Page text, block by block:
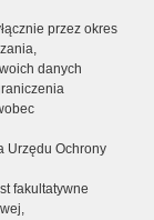
przez okres
danych
Urzędu Ochrony
fakultatywne